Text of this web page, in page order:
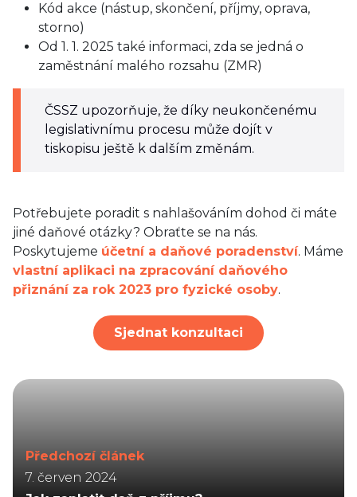
Kód akce (nástup, skončení, příjmy, oprava,
storno)
Od 1. 1. 2025 také informaci, zda se jedná o
zaměstnání malého rozsahu (ZMR)
ČSSZ upozorňuje, že díky neukončenému
legislativnímu procesu může dojít v
tiskopisu ještě k dalším změnám.
Potřebujete poradit s nahlašováním dohod či máte
jiné daňové otázky? Obraťte se na nás.
Poskytujeme účetní a daňové poradenství. Máme
vlastní aplikaci na zpracování daňového
přiznání za rok 2023 pro fyzické osoby.
Sjednat konzultaci
Předchozí článek
7. červen 2024